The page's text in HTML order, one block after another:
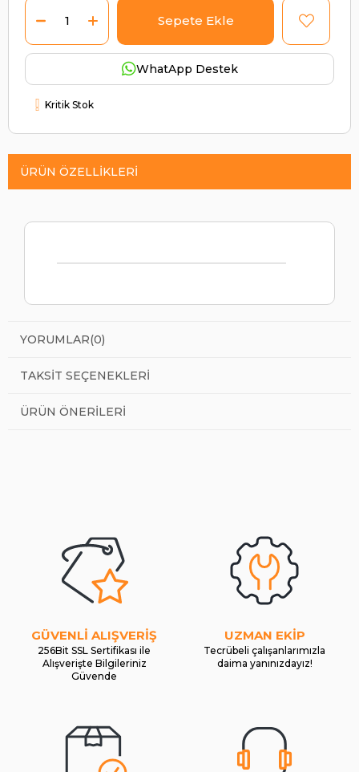
WhatApp Destek
Kritik Stok
ÜRÜN ÖZELLIKLERI
YORUMLAR(0)
TAKSIT SEÇENEKLERI
ÜRÜN ÖNERILERI
GÜVENLİ ALIŞVERİŞ
256Bit SSL Sertifikası ile
Alışverişte Bilgileriniz
Güvende
UZMAN EKİP
Tecrübeli çalışanlarımızla
daima yanınızdayız!